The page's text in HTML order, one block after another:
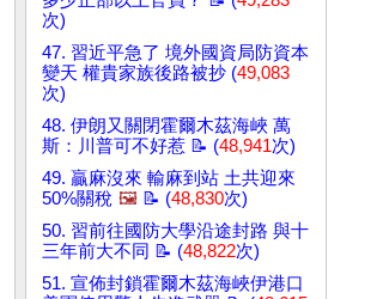
次)
47. 習近平急了 境外國資局防資本
變天 權貴家族後路被抄 (49,083
次)
48. 伊朗又關閉霍爾木茲海峽 萬
斯：川普可不好惹 📝 (48,941次)
49. 贏麻沒來 輸麻到站 土共迎來
50%關稅 🖼️ 📝 (48,830次)
50. 習前往國防大學沿途封路 與十
三年前大不同 📝 (48,822次)
51. 宣佈封鎖霍爾木茲海峽伊港口